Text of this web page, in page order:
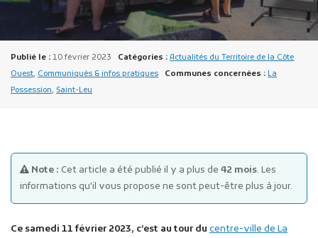
Plans d'accès
Publié le : 10 février 2023 Catégories : Actualités du Territoire de la Côte
Ouest, Communiqués & infos pratiques Communes concernées : La
Possession, Saint-Leu
Note : Cet article a été publié il y a plus de 42 mois. Les
informations qu'il vous propose ne sont peut-être plus à jour.
Ce samedi 11 février 2023, c’est au tour du centre-ville de La